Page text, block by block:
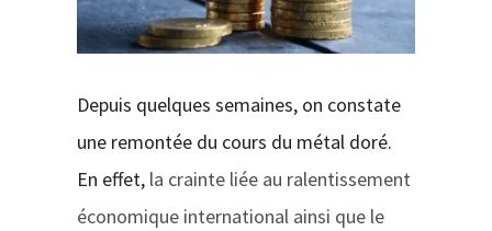
Depuis quelques semaines, on constate
une remontée du cours du métal doré.
En effet, la crainte liée au ralentissement
économique international ainsi que le